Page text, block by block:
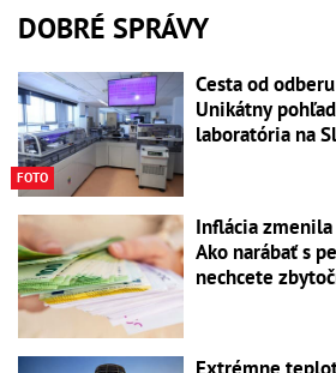
DOBRÉ SPRÁVY
FOTO
Cesta od
Unikátny
laboratória na
Inflácia
Ako narábať s
nechcete